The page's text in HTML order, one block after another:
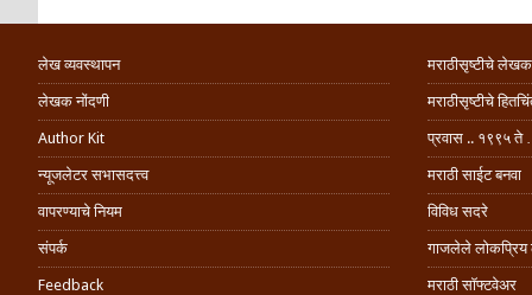
लेख व्यवस्थापन
लेखक नोंदणी
Author Kit
न्यूजलेटर सभासदत्त्व
वापरण्याचे नियम
संपर्क
Feedback
मराठीसृष्टीचे लेखक
मराठीसृष्टीचे
प्रवास .. १९९५ ते
मराठी साईट बनवा
विविध सदरे
गाजलेले
मराठी सॉफ्टवेअर